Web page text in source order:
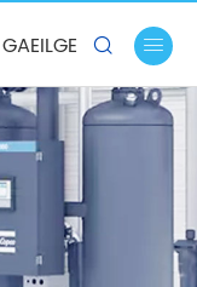
GAEILGE  